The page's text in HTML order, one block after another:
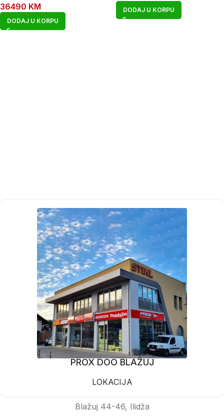
36490 KM
DODAJ U KORPU
DODAJ U KORPU
PROX DOO BLAŽUJ
LOKACIJA
Blažuj 44-46, Ilidža